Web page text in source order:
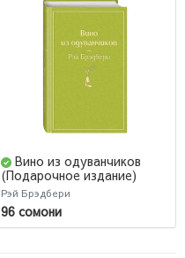
Вино из одуванчиков
(Подарочное издание)
Рэй Брэдбери
96 сомони